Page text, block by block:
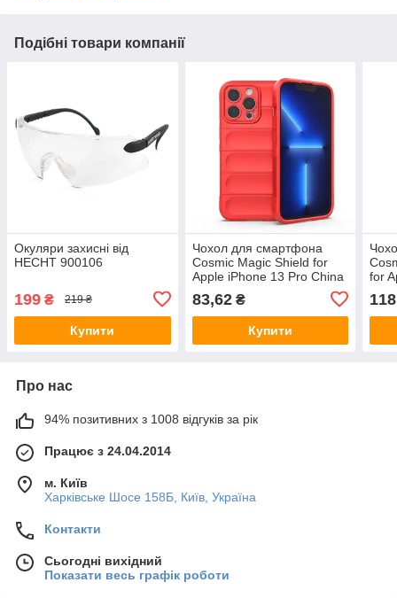
Подібні товари компанії
Окуляри захисні від
HECHT 900106
199 ₴ 219 ₴
Купити
Чохол для смартфона
Cosmic Magic Shield for
Apple iPhone 13 Pro China
83,62₴
Купити
for
Про нас
94% позитивних з 1008 відгуків за рік
Працює з 24.04.2014
м. Київ
Харківське Шосе 158Б, Київ, Україна
Контакти
Сьогодні вихідний
Показати весь графік роботи